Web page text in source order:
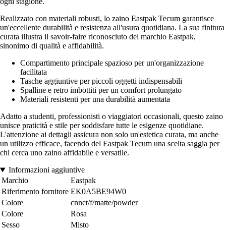
Realizzato con materiali robusti, lo zaino Eastpak Tecum garantisce
un'eccellente durabilità e resistenza all'usura quotidiana. La sua finitura
curata illustra il savoir-faire riconosciuto del marchio Eastpak,
sinonimo di qualità e affidabilità.
Compartimento principale spazioso per un'organizzazione
facilitata
Tasche aggiuntive per piccoli oggetti indispensabili
Spalline e retro imbottiti per un comfort prolungato
Materiali resistenti per una durabilità aumentata
Adatto a studenti, professionisti o viaggiatori occasionali, questo zaino
unisce praticità e stile per soddisfare tutte le esigenze quotidiane.
L'attenzione ai dettagli assicura non solo un'estetica curata, ma anche
un utilizzo efficace, facendo del Eastpak Tecum una scelta saggia per
chi cerca uno zaino affidabile e versatile.
Informazioni aggiuntive
Marchio
Eastpak
Riferimento fornitore EK0A5BE94W0
Colore
cnnct/f/matte/powder
Colore
Rosa
Sesso
Misto